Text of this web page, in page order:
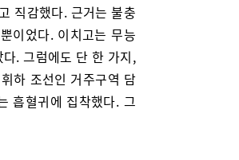
직감했다. 근거는 불충
이었다. 이치고는 무능
. 그럼에도 단 한 가지,
하 조선인 거주구역 담
흡혈귀에 집착했다. 그